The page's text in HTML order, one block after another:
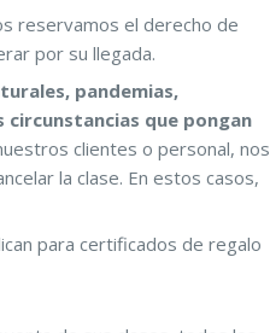
reservamos el derecho de
por su llegada.
pandemias,
que pongan
clientes o personal, nos
la clase. En estos casos,
para certificados de regalo